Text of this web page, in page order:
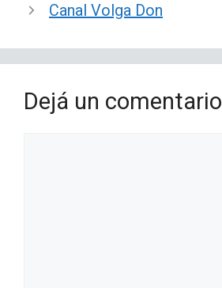
Canal Volga Don
Dejá un comentario